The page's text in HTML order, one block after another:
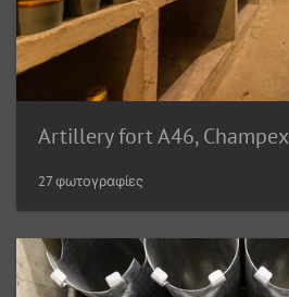
Artillery fort A46,
27 φωτογραφίες